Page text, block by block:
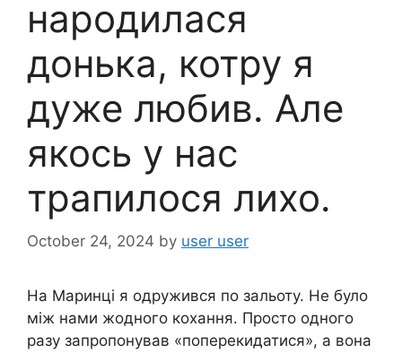
народилася
донька, котру я
дуже любив. Але
якось у нас
трапилося лихо.
October 24, 2024 by user user
На Маринці я одружився по зальоту. Не було
між нами жодного кохання. Просто одного
разу запропонував «поперекидатися», а вона